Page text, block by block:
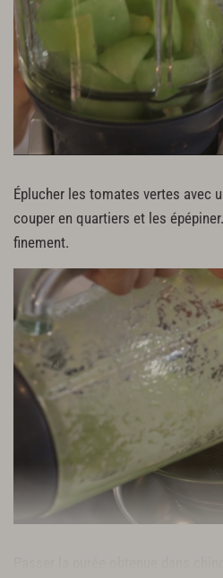
Éplucher les tomates vertes avec
couper en quartiers et les
finement.